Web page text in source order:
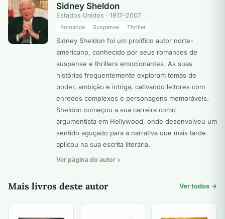
Sidney Sheldon
Estados Unidos · 1917–2007
Romance Suspense Thriller
Sidney Sheldon foi um prolífico autor norte-
americano, conhecido por seus romances de
suspense e thrillers emocionantes. As suas
histórias frequentemente exploram temas de
poder, ambição e intriga, cativando leitores com
enredos complexos e personagens memoráveis.
Sheldon começou a sua carreira como
argumentista em Hollywood, onde desenvolveu um
sentido aguçado para a narrativa que mais tarde
aplicou na sua escrita literária.
Ver página do autor
Mais livros deste autor Ver todos →